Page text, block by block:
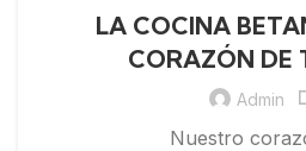
LA COCINA
CORAZÓN DE
Admin
Nuestro